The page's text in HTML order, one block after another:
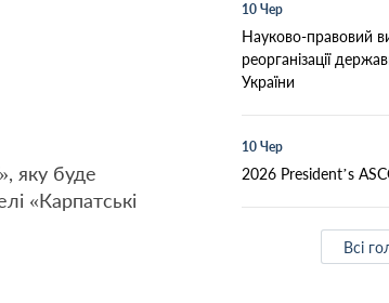
яку буде
«Карпатські
10 Чер
Науково-правовий
реорганізації
України
10 Чер
2026 President’s
Всі